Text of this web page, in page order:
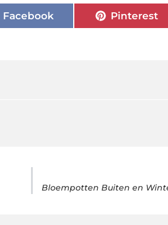
Facebook Pinterest
Bloempotten Buiten en